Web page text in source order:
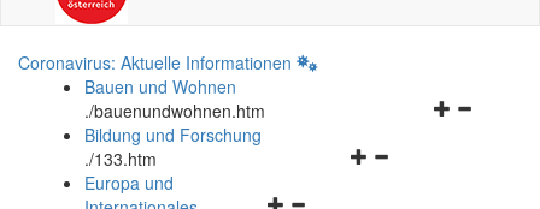
Coronavirus: Aktuelle Informationen
Bauen und Wohnen
./bauenundwohnen.htm
Navigationsmenü
Bildung und Forschung
./133.htm
Navigationsmenü
Europa und